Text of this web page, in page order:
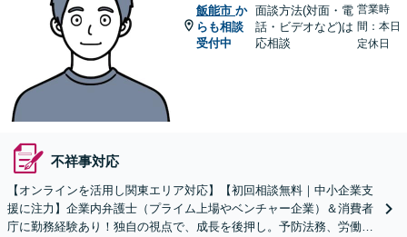
飯能市 か
らも相談
受付中
面談方法(対面・電
話・ビデオなど)は
応相談
営業時
間：本日
定休日
不祥事対応
【オンラインを活用し関東エリア対応】【初回相談無料｜中小企業支
援に注力】企業内弁護士（プライム上場やベンチャー企業）＆消費者
庁に勤務経験あり！独自の視点で、成長を後押し。予防法務、労働問